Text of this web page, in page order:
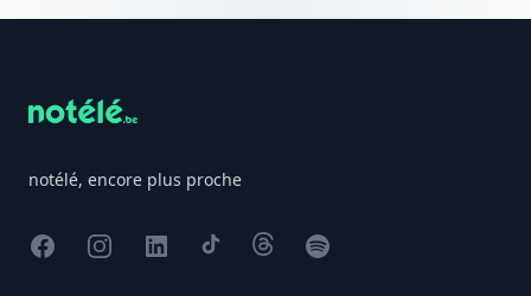
notélé, encore plus proche
FacebookInstagram
X TikTokThreadsSpotify